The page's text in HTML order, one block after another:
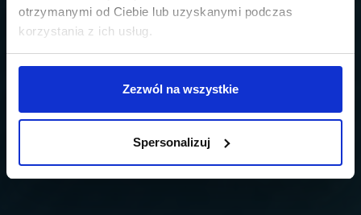
otrzymanymi od Ciebie lub uzyskanymi podczas
korzystania z ich usług.
Zezwól na wszystkie
Spersonalizuj